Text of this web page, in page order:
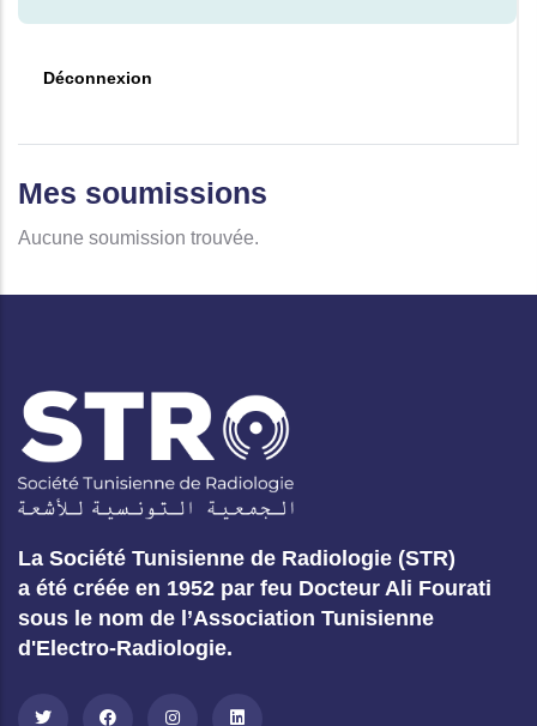
Déconnexion
Mes soumissions
Aucune soumission trouvée.
La Société Tunisienne de Radiologie (STR)
a été créée en 1952 par feu Docteur Ali Fourati
sous le nom de l’Association Tunisienne
d'Electro-Radiologie.